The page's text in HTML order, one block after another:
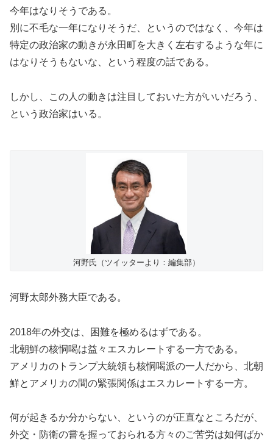
今年はなりそうである。
別に不毛な一年になりそうだ、というのではなく、今年は
特定の政治家の動きが永田町を大きく左右するような年に
はなりそうもないな、という程度の話である。
しかし、この人の動きは注目しておいた方がいいだろう、
という政治家はいる。
河野氏（ツイッターより：編集部）
河野太郎外務大臣である。
2018年の外交は、困難を極めるはずである。
北朝鮮の核恫喝は益々エスカレートする一方である。
アメリカのトランプ大統領も核恫喝派の一人だから、北朝
鮮とアメリカの間の緊張関係はエスカレートする一方。
何が起きるか分からない、というのが正直なところだが、
外交・防衛の嘗を握っておられる方々のご苦労は如何ばか